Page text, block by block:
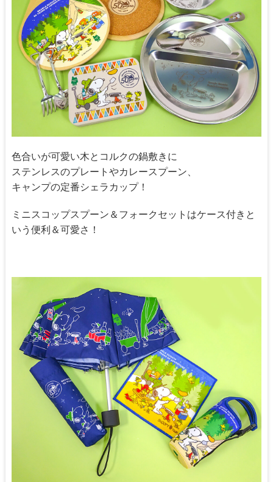
色合いが可愛い木とコルクの鍋敷きに
ステンレスのプレートやカレースプーン、
キャンプの定番シェラカップ！
ミニスコップスプーン＆フォークセットはケース付きと
いう便利＆可愛さ！